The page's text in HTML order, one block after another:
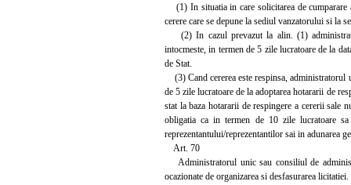
(1) In situatia in care solicitarea de cumparare
cerere care se depune la sediul vanzatorului si la
(2) In cazul prevazut la alin. (1)
intocmeste, in termen de 5 zile lucratoare de la
de Stat.
(3) Cand cererea este respinsa, administratorul
de 5 zile lucratoare de la adoptarea hotararii de
stat la baza hotararii de respingere a cererii sale
obligatia ca in termen de 10 zile lucratoare
reprezentantului/reprezentantilor sai in adunarea
Art. 70
Administratorul unic sau consiliul de
ocazionate de organizarea si desfasurarea licitatiei.